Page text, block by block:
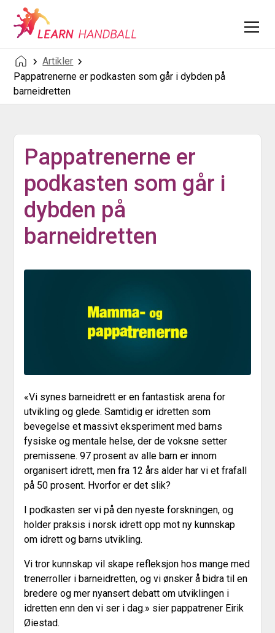
Artikler
Pappatrenerne er podkasten som går i dybden på
barneidretten
Pappatrenerne er
podkasten som går i
dybden på
barneidretten
«Vi synes barneidrett er en fantastisk arena for
utvikling og glede. Samtidig er idretten som
bevegelse et massivt eksperiment med barns
fysiske og mentale helse, der de voksne setter
premissene. 97 prosent av alle barn er innom
organisert idrett, men fra 12 års alder har vi et frafall
på 50 prosent. Hvorfor er det slik?
I podkasten ser vi på den nyeste forskningen, og
holder praksis i norsk idrett opp mot ny kunnskap
om idrett og barns utvikling.
Vi tror kunnskap vil skape refleksjon hos mange med
trenerroller i barneidretten, og vi ønsker å bidra til en
bredere og mer nyansert debatt om utviklingen i
idretten enn den vi ser i dag.» sier pappatrener Eirik
Øiestad.